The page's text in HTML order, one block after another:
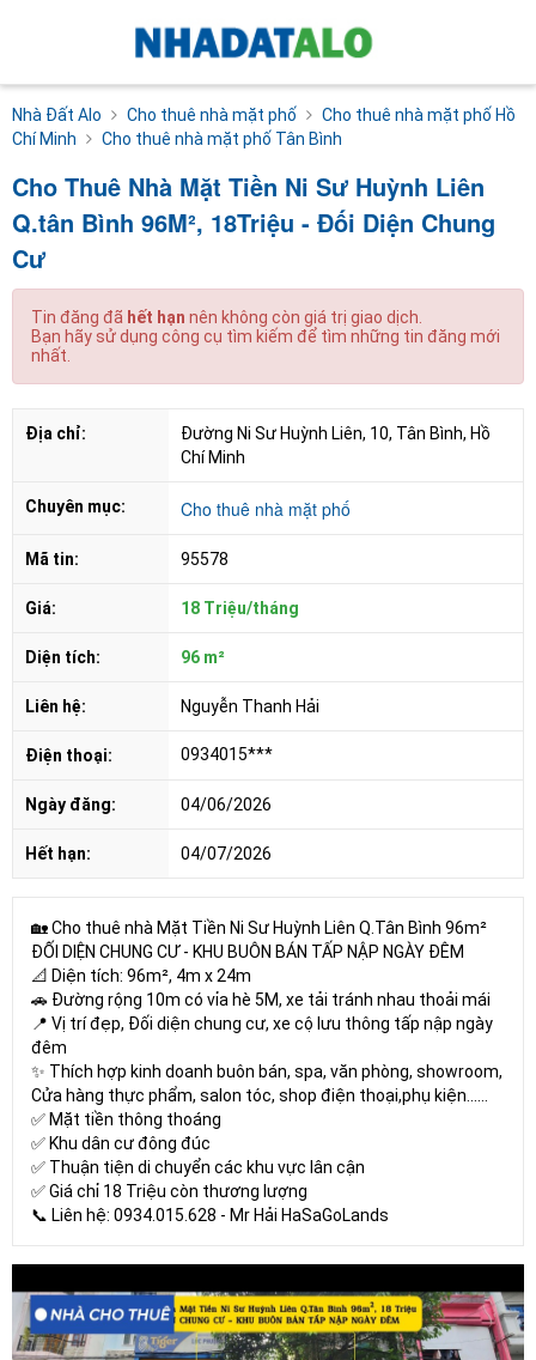
Nhà Đất Alo Cho thuê nhà mặt phố
Cho thuê nhà mặt phố Hồ
Chí Minh
Cho thuê nhà mặt phố Tân Bình
Cho Thuê Nhà Mặt Tiền Ni Sư Huỳnh Liên
Q.tân Bình 96M², 18Triệu - Đối Diện Chung
Cư
Tin đăng đã hết hạn nên không còn giá trị giao dịch.
Bạn hãy sử dụng công cụ tìm kiếm để tìm những tin đăng mới
nhất.
Địa chỉ:
Đường Ni Sư Huỳnh Liên, 10, Tân Bình, Hồ
Chí Minh
Chuyên mục: Cho thuê nhà mặt phố
Mã tin: 95578
Giá: 18 Triệu/tháng
Diện tích: 96 m²
Liên hệ: Nguyễn Thanh Hải
Điện thoại: 0934015***
Ngày đăng: 04/06/2026
Hết hạn: 04/07/2026
🏡 Cho thuê nhà Mặt Tiền Ni Sư Huỳnh Liên Q.Tân Bình 96m²
ĐỐI DIỆN CHUNG CƯ - KHU BUÔN BÁN TẤP NẬP NGÀY ĐÊM
📐 Diện tích: 96m², 4m x 24m
🚗 Đường rộng 10m có vỉa hè 5M, xe tải tránh nhau thoải mái
📍 Vị trí đẹp, Đối diện chung cư, xe cộ lưu thông tấp nập ngày
đêm
✨ Thích hợp kinh doanh buôn bán, spa, văn phòng, showroom,
Cửa hàng thực phẩm, salon tóc, shop điện thoại,phụ kiện...…
✅ Mặt tiền thông thoáng
✅ Khu dân cư đông đúc
✅ Thuận tiện di chuyển các khu vực lân cận
✅ Giá chỉ 18 Triệu còn thương lượng
📞 Liên hệ: 0934.015.628 - Mr Hải HaSaGoLands